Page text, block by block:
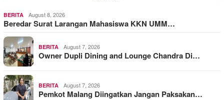
BERITA August 8, 2026
Beredar Surat Larangan Mahasiswa KKN UMM…
BERITA August 7, 2026
Owner Dupli Dining and Lounge Chandra Di…
BERITA August 7, 2026
Pemkot Malang Diingatkan Jangan Paksakan…